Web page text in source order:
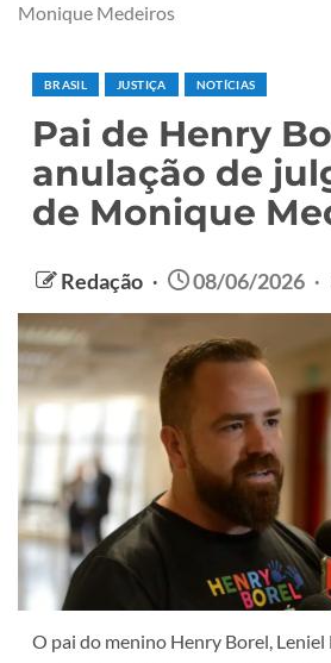
Monique Medeiros
BRASIL JUSTIÇA NOTÍCIAS
Pai de Henry
anulação de
de Monique
Redação 08/06/2026
O pai do menino Henry Borel,